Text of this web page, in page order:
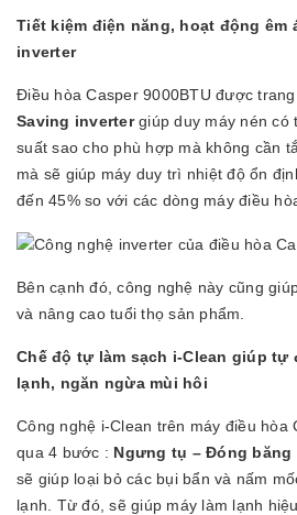
Tiết kiệm điện năng, hoạt động êm
inverter
Điều hòa Casper 9000BTU được
Saving invertergiúp duy máy nén có
suất sao cho phù hợp mà không cần
mà sẽ giúp máy duy trì nhiệt độ ổn
đến 45% so với các dòng máy điều
Bên cạnh đó, công nghệ này cũng
và nâng cao tuổi thọ sản phẩm.
Chế độ tự làm sạch i-Clean giúp tự
lạnh, ngăn ngừa mùi hôi
Công nghệ i-Clean trên máy điều hòa
qua 4 bước : Ngưng tụ – Đóng băng
sẽ giúp loại bỏ các bụi bẩn và nấm
lạnh. Từ đó, sẽ giúp máy làm lạnh